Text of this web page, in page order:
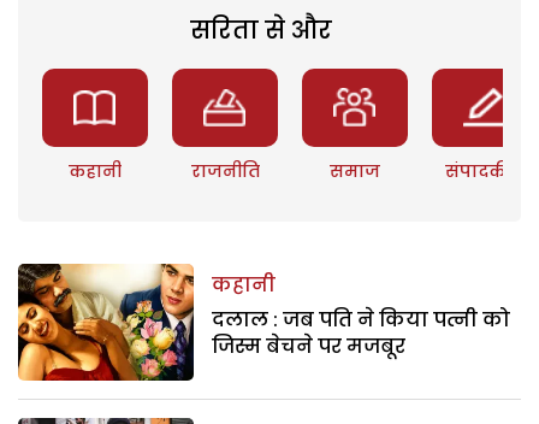
सरिता से और
कहानी राजनीति समाज संपादकीय
कहानी
दलाल : जब पति ने किया पत्नी को
जिस्म बेचने पर मजबूर